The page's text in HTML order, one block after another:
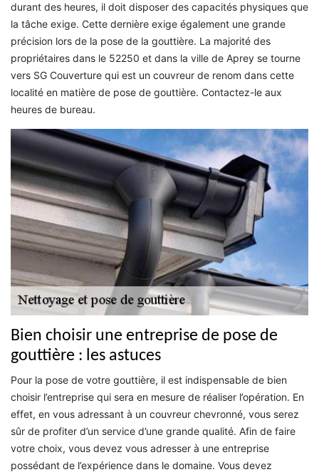
durant des heures, il doit disposer des capacités physiques que
la tâche exige. Cette dernière exige également une grande
précision lors de la pose de la gouttière. La majorité des
propriétaires dans le 52250 et dans la ville de Aprey se tourne
vers SG Couverture qui est un couvreur de renom dans cette
localité en matière de pose de gouttière. Contactez-le aux
heures de bureau.
Bien choisir une entreprise de pose de
gouttière : les astuces
Pour la pose de votre gouttière, il est indispensable de bien
choisir l’entreprise qui sera en mesure de réaliser l’opération. En
effet, en vous adressant à un couvreur chevronné, vous serez
sûr de profiter d’un service d’une grande qualité. Afin de faire
votre choix, vous devez vous adresser à une entreprise
possédant de l’expérience dans le domaine. Vous devez